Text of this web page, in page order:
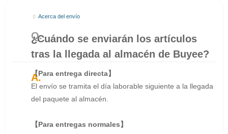
Acerca del envío
¿Cuándo se enviarán los artículos
tras la llegada al almacén de Buyee?
【Para entrega directa】
El envío se tramita el día laborable siguiente a la llegada
del paquete al almacén.
【Para entregas normales】